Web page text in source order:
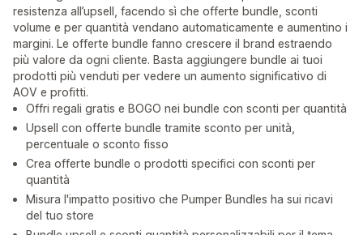
resistenza all’upsell, facendo sì che offerte bundle, sconti
volume e per quantità vendano automaticamente e aumentino i
margini. Le offerte bundle fanno crescere il brand estraendo
più valore da ogni cliente. Basta aggiungere bundle ai tuoi
prodotti più venduti per vedere un aumento significativo di
AOV e profitti.
Offri regali gratis e BOGO nei bundle con sconti per quantità
Upsell con offerte bundle tramite sconto per unità,
percentuale o sconto fisso
Crea offerte bundle o prodotti specifici con sconti per
quantità
Misura l'impatto positivo che Pumper Bundles ha sui ricavi
del tuo store